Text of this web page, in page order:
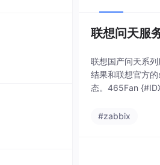
联想问天服
联想国产问天系
结果和联想官方
态。465Fan
#zabbix